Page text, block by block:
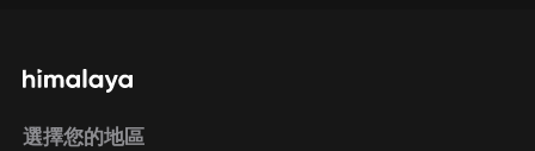
選擇您的地區